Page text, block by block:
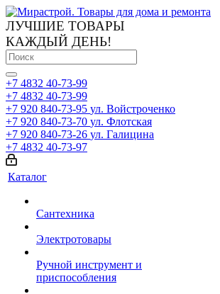
ЛУЧШИЕ ТОВАРЫ
КАЖДЫЙ ДЕНЬ!
+7 4832 40-73-99
+7 4832 40-73-99
+7 920 840-73-95 ул. Войстроченко
+7 920 840-73-70 ул. Флотская
+7 920 840-73-26 ул. Галицина
+7 4832 40-73-97
Каталог
Сантехника
Электротовары
Ручной инструмент и
приспособления